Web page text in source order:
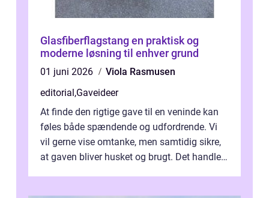
Glasfiberflagstang en praktisk og
moderne løsning til enhver grund
01 juni 2026
Viola Rasmusen
editorial,Gaveideer
At finde den rigtige gave til en veninde kan
føles både spændende og udfordrende. Vi
vil gerne vise omtanke, men samtidig sikre,
at gaven bliver husket og brugt. Det handler